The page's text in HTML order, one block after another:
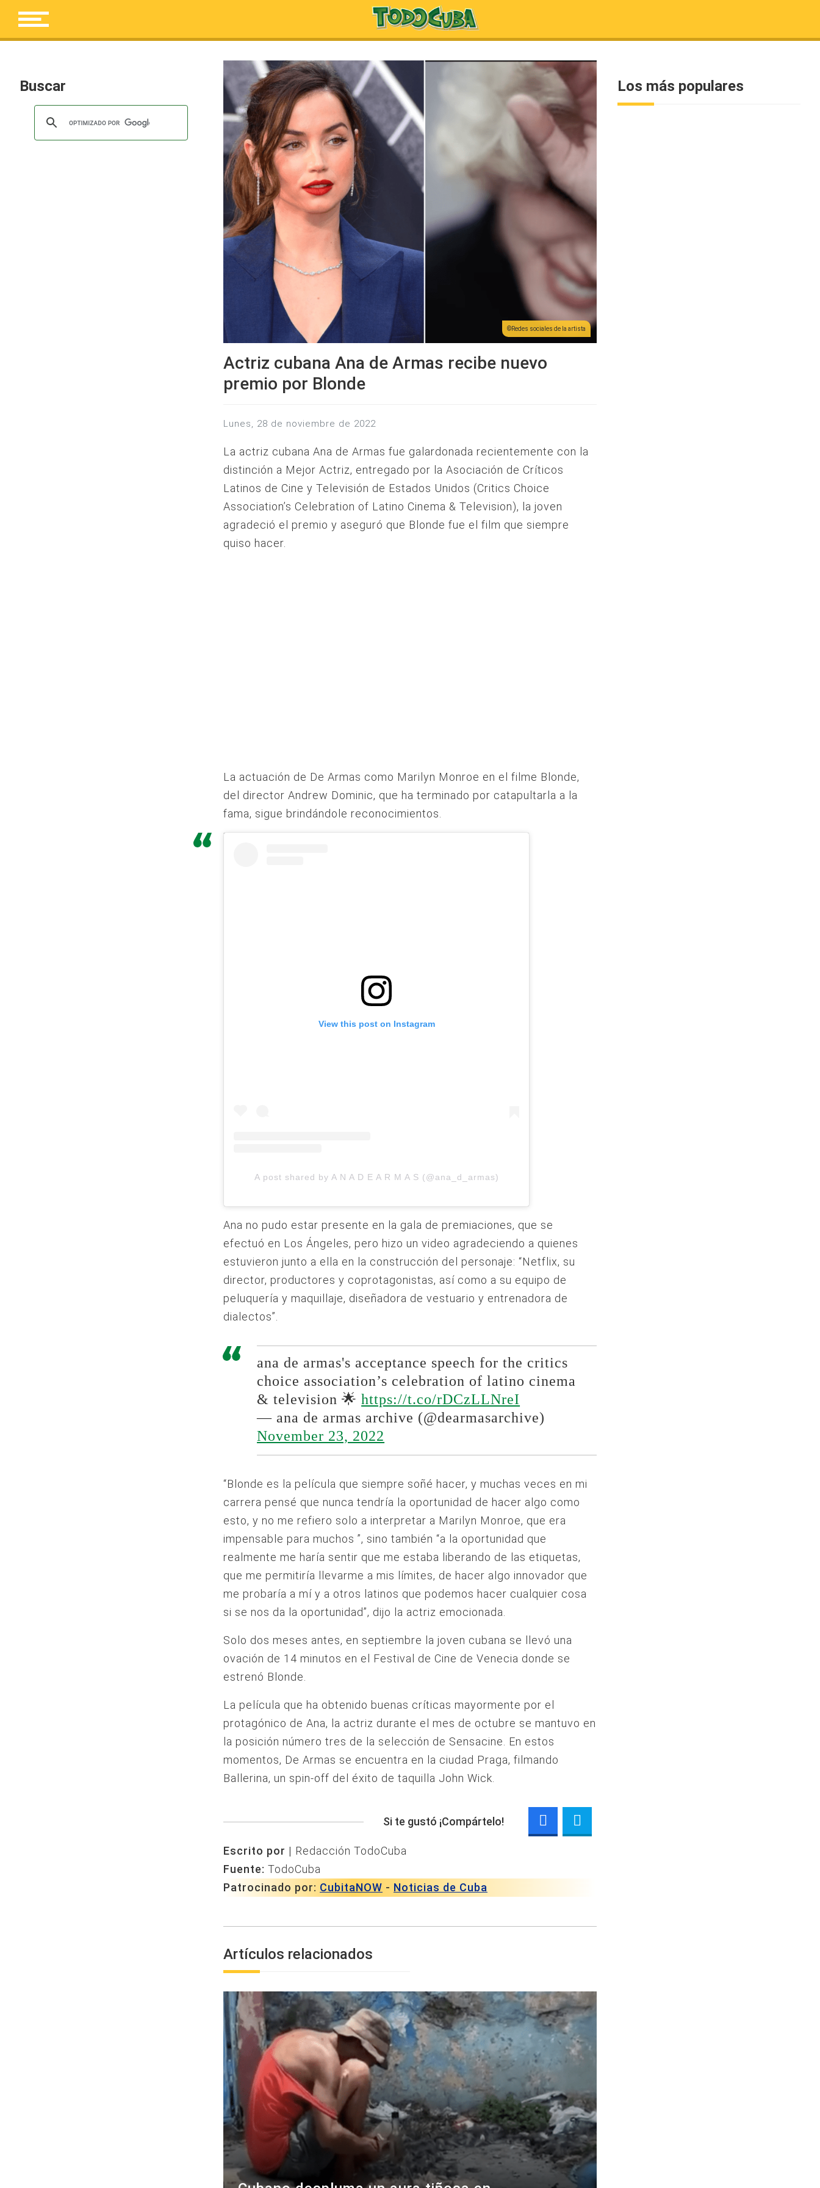
Buscar
Redes sociales de la artista
Actriz cubana Ana de Armas recibe nuevo
premio por Blonde
lunes, 28 de noviembre de 2022
La actriz cubana Ana de Armas fue galardonada recientemente con la
distinción a Mejor Actriz, entregado por la Asociación de Críticos
Latinos de Cine y Televisión de Estados Unidos (Critics Choice
Association’s Celebration of Latino Cinema & Television), la joven
agradeció el premio y aseguró que Blonde fue el film que siempre
quiso hacer.
La actuación de De Armas como Marilyn Monroe en el filme Blonde,
del director Andrew Dominic, que ha terminado por catapultarla a la
fama, sigue brindándole reconocimientos.
View this post on Instagram
A post shared by A N A D E A R M A S (@ana_d_armas)
Ana no pudo estar presente en la gala de premiaciones, que se
efectuó en Los Ángeles, pero hizo un video agradeciendo a quienes
estuvieron junto a ella en la construcción del personaje: “Netflix, su
director, productores y coprotagonistas, así como a su equipo de
peluquería y maquillaje, diseñadora de vestuario y entrenadora de
dialectos”.
ana de armas's acceptance speech for the critics
choice association’s celebration of latino cinema
& television 🌟https://t.co/rDCzLLNreI
— ana de armas archive (@dearmasarchive)
November 23, 2022
“Blonde es la película que siempre soñé hacer, y muchas veces en mi
carrera pensé que nunca tendría la oportunidad de hacer algo como
esto, y no me refiero solo a interpretar a Marilyn Monroe, que era
impensable para muchos ”, sino también “a la oportunidad que
realmente me haría sentir que me estaba liberando de las etiquetas,
que me permitiría llevarme a mis límites, de hacer algo innovador que
me probaría a mí y a otros latinos que podemos hacer cualquier cosa
si se nos da la oportunidad”, dijo la actriz emocionada.
Solo dos meses antes, en septiembre la joven cubana se llevó una
ovación de 14 minutos en el Festival de Cine de Venecia donde se
estrenó Blonde.
La película que ha obtenido buenas críticas mayormente por el
protagónico de Ana, la actriz durante el mes de octubre se mantuvo en
la posición número tres de la selección de Sensacine. En estos
momentos, De Armas se encuentra en la ciudad Praga, filmando
Ballerina, un spin-off del éxito de taquilla John Wick.
Si te gustó ¡Compártelo!
Escrito por | Redacción TodoCuba
Fuente: TodoCuba
Patrocinado por: CubitaNOW - Noticias de Cuba
Artículos relacionados
Los más populares